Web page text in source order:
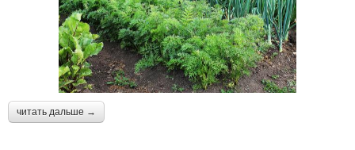
читать дальше →